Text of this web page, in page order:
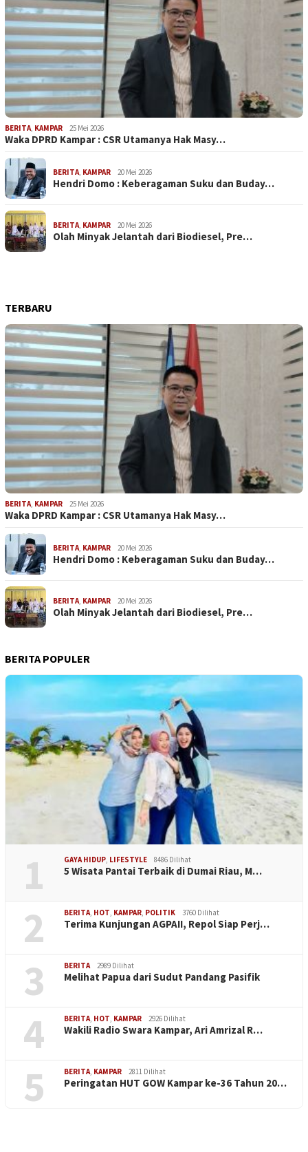
BERITA, KAMPAR 25 Mei 2026
Waka DPRD Kampar : CSR Utamanya Hak Masy…
BERITA, KAMPAR 20 Mei 2026
Hendri Domo : Keberagaman Suku dan Buday…
BERITA, KAMPAR 20 Mei 2026
Olah Minyak Jelantah dari Biodiesel, Pre…
TERBARU
BERITA, KAMPAR 25 Mei 2026
Waka DPRD Kampar : CSR Utamanya Hak Masy…
BERITA, KAMPAR 20 Mei 2026
Hendri Domo : Keberagaman Suku dan Buday…
BERITA, KAMPAR 20 Mei 2026
Olah Minyak Jelantah dari Biodiesel, Pre…
BERITA POPULER
1 GAYA HIDUP, LIFESTYLE 8486 Dilihat
5 Wisata Pantai Terbaik di Dumai Riau, M…
2 BERITA, HOT, KAMPAR, POLITIK 3760 Dilihat
Terima Kunjungan AGPAII, Repol Siap Perj…
3 BERITA 2989 Dilihat
Melihat Papua dari Sudut Pandang Pasifik
4 BERITA, HOT, KAMPAR 2926 Dilihat
Wakili Radio Swara Kampar, Ari Amrizal R…
5 BERITA, KAMPAR 2811 Dilihat
Peringatan HUT GOW Kampar ke-36 Tahun 20…